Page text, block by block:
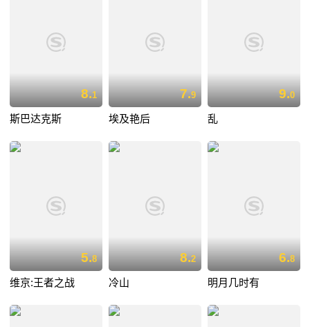
8.1
斯巴达克斯
7.9
埃及艳后
9.0
乱
5.8
维京:王者之战
8.2
冷山
6.8
明月几时有